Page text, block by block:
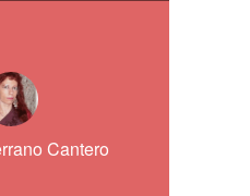
Cantero